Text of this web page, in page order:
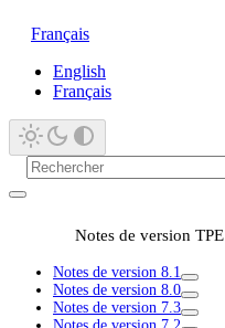
Français
English
Français
Notes de version TPE
Notes de version 8.1
Notes de version 8.0
Notes de version 7.3